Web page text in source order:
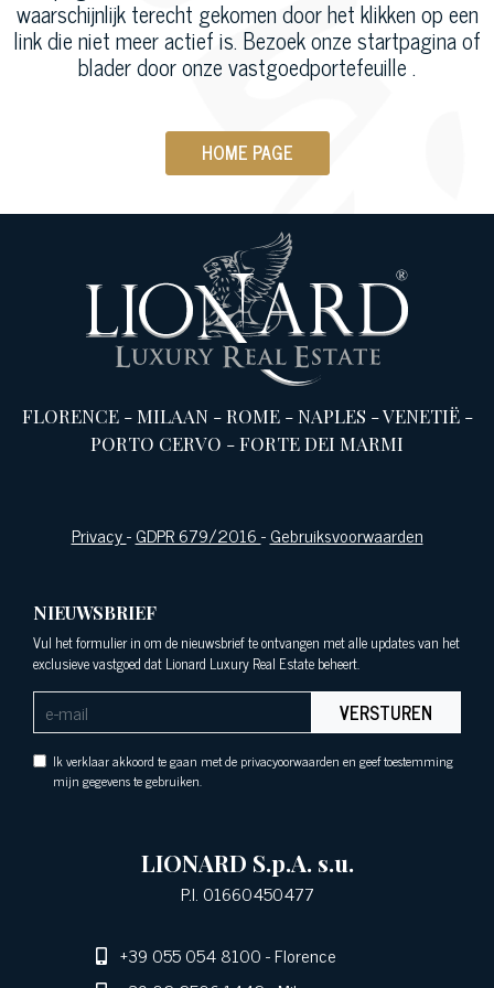
waarschijnlijk terecht gekomen door het klikken op een
link die niet meer actief is. Bezoek onze startpagina of
blader door onze vastgoedportefeuille .
HOME PAGE
FLORENCE-MILAAN-ROME-NAPLES -VENETIË-
PORTO CERVO -FORTE DEI MARMI
Privacy-GDPR 679/2016-Gebruiksvoorwaarden
NIEUWSBRIEF
Vul het formulier in om de nieuwsbrief te ontvangen met alle updates van het
exclusieve vastgoed dat Lionard Luxury Real Estate beheert.
VERSTUREN
Ik verklaar akkoord te gaan met de privacyoorwaarden en geef toestemming
mijn gegevens te gebruiken.
LIONARD S.p.A. s.u.
P.I. 01660450477
+39 055 054 8100- Florence